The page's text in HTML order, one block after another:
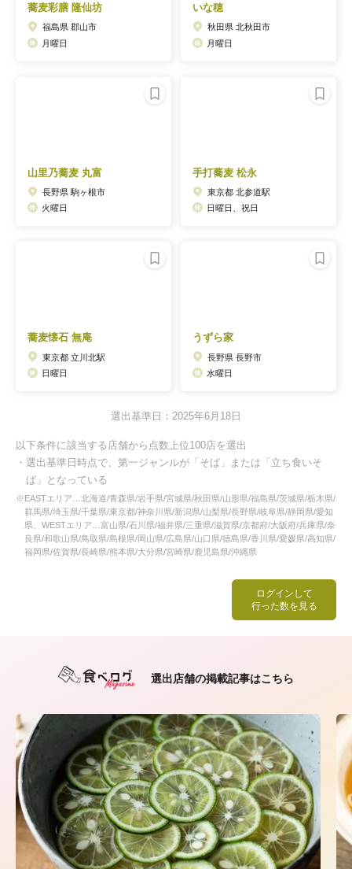
ログインして
行った数を見る
蕎麦彩膳 隆仙坊
福島県 郡山市
月曜日
いな穂
秋田県 北秋田市
月曜日
山里乃蕎麦 丸富
長野県 駒ヶ根市
火曜日
手打蕎麦 松永
東京都 北参道駅
日曜日、祝日
蕎麦懐石 無庵
東京都 立川北駅
日曜日
うずら家
長野県 長野市
水曜日
選出基準日：2025年6月18日
以下条件に該当する店舗から点数上位100店を選出
・選出基準日時点で、第一ジャンルが「そば」または「立ち食いそ
ば」となっている
※EASTエリア…北海道/青森県/岩手県/宮城県/秋田県/山形県/福島県/茨城県/栃木県/
群馬県/埼玉県/千葉県/東京都/神奈川県/新潟県/山梨県/長野県/岐阜県/静岡県/愛知
県、WESTエリア…富山県/石川県/福井県/三重県/滋賀県/京都府/大阪府/兵庫県/奈
良県/和歌山県/鳥取県/島根県/岡山県/広島県/山口県/徳島県/香川県/愛媛県/高知県/
福岡県/佐賀県/長崎県/熊本県/大分県/宮崎県/鹿児島県/沖縄県
選出店舗の掲載記事はこちら